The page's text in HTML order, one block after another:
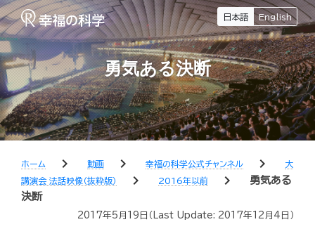
日本語 English
勇気ある決断
ホーム chevron_right 動画 chevron_right 幸福の科学公式チャンネル chevron_right
大
講演会 法話映像（抜粋版）
chevron_right 2016年以前 chevron_right
勇気ある
決断
2017年5月19日 （Last Update: 2017年12月4日 ）